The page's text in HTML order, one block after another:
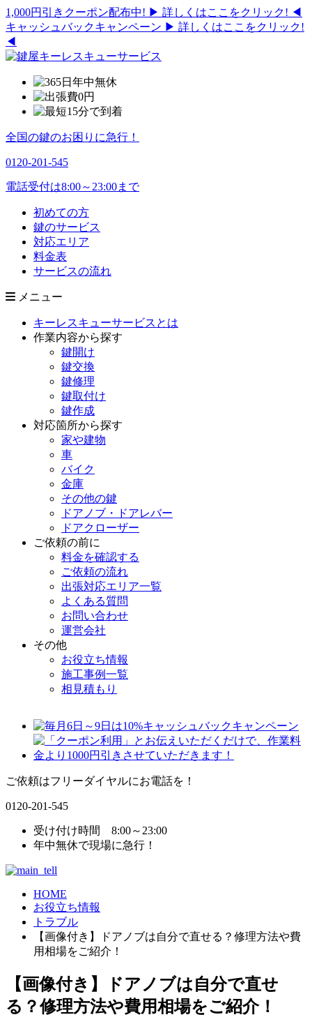
1,000円引きクーポン配布中! ▶ 詳しくはここをクリック! ◀
キャッシュバックキャンペーン ▶ 詳しくはここをクリック!
◀
全国の鍵のお困りに急行！
0120-201-545
電話受付は8:00～23:00まで
初めての方
鍵のサービス
対応エリア
料金表
サービスの流れ
メニュー
キーレスキューサービスとは
作業内容から探す
鍵開け
鍵交換
鍵修理
鍵取付け
鍵作成
対応箇所から探す
家や建物
車
バイク
金庫
その他の鍵
ドアノブ・ドアレバー
ドアクローザー
ご依頼の前に
料金を確認する
ご依頼の流れ
出張対応エリア一覧
よくある質問
お問い合わせ
運営会社
その他
お役立ち情報
施工事例一覧
相見積もり
ご依頼はフリーダイヤルにお電話を！
0120-201-545
受け付け時間 8:00～23:00
年中無休で現場に急行！
HOME
お役立ち情報
トラブル
【画像付き】ドアノブは自分で直せる？修理方法や費
用相場をご紹介！
【画像付き】ドアノブは自分で直せ
る？修理方法や費用相場をご紹介！